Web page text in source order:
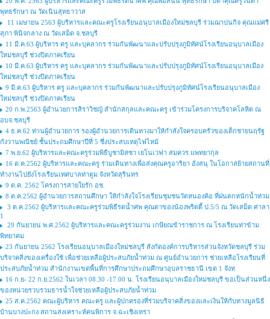
พุทธรักษา ณ วัดเนินสุทธาวาส
11 เมษายน 2563 ผู้บริหารและคณะครูโรงเรียนอนุบาลเมืองใหม่ชลบุรี ร่วมฌาปนกิจ คุณแม่ศรี
สุภา พินิจกลาง ณ วัดเสม็ด จ.ชลบุรี
11 มี.ค.63 ผู้บริหาร ครู และบุคลากร ร่วมกันพัฒนาและปรับปรุงภูมิทัศน์โรงเรียนอนุบาลเมือง
ใหม่ชลบุรี ช่วงปิดภาคเรียน
10 มี.ค.63 ผู้บริหาร ครู และบุคลากร ร่วมกันพัฒนาและปรับปรุงภูมิทัศน์โรงเรียนอนุบาลเมือง
ใหม่ชลบุรี ช่วงปิดภาคเรียน
9 มี.ค.63 ผู้บริหาร ครู และบุคลากร ร่วมกันพัฒนาและปรับปรุงภูมิทัศน์โรงเรียนอนุบาลเมือง
ใหม่ชลบุรี ช่วงปิดภาคเรียน
20 ก.พ.2563 ผู้อำนวยการสิราวิชญ์ สำนักสกุลและคณะครู เข้าร่วมโครงการบริจาคโลหิต ณ
อบจ.ชลบุรี
4 ธ.ค.62 ท่านผู้อำนวยการ รองผู้อำนวยการเดินทางมาให้กำลังใจครอบครัวของเด็กชายนฤรัฐ
กังวานพณิชย์ ชั้นประถมศึกษาปีที่ 5 ซึ่งประสบเหตุไฟไหม้
7 พ.ย.62 ผู้บริหารและคณะครูร่วมพิธีบูชามิสซา เยโนเวฟา สมควร แพทยากุล
16 ต.ค.2562 ผู้บริหารและคณะครู ร่วมเดินทางเพื่อส่งคุณครูอาริยา อังสนุ ในโอกาสย้ายสถานที่
ทำงานไปยังโรงเรียนเทศบาลท่าตูม จังหวัดสุรินทร
9 ต.ค. 2562 โครงการสายใยรัก อช.
8 ต.ค.2562 ผู้อำนวยการสถานศึกษา ให้กำลังใจโรงเรียนชุมชนวัดหนองค้อ ที่ฝนตกหนักน้ำท่วม
3 ต.ค.2562 ผู้บริหารและคณะครูร่วมพิธีรดน้ำศพ คุณตาของน้องพริตตี้ ป.5/5 ณ วัดเสม็ด ศาลา
1
29 กันยายน พ.ศ.2562 ผู้บริหารและคณะครูร่วมงาน เกษียณข้าราชการ ณ โรงเรียนท่าข้าม
พิทยาคม
23 กันยายน 2562 โรงเรียนอนุบาลเมืองใหม่ชลบุรี สังกัดองค์การบริหารส่วนจังหวัดชลบุรี ร่วม
บริจาคสิ่งของเครื่องใช้ เพื่อช่วยเหลือผู้ประสบภัยน้ำท่วม ณ ศูนย์อำนวยการ ช่วยเหลือโรงเรียนที่
ประสบภัยน้ำท่วม สำนักงานเขตพื้นที่การศึกษาประถมศึกษาอุบลราชธานี เขต 1 จังห
16 ก.ย- 22 ก.ย.2562 ในเวลา 08.30 -17.00 น. โรงเรียนอนุบาลเมืองใหม่ชลบุรี ขอเป็นส่วนหนึ่ง
ของหน่วยรวบรวมธารน้ำใจช่วยเหลือผู้ประสบภัยน้ำท่วม
25 ส.ค.2562 คณะผู้บริหาร คณะครู และผู้ปกครองที่ร่วมบริจาคสิ่งของและเงินให้กับทางมูลนิธิ
บ้านบางปะกง สถานสงเคราะห์คนพิการ จ.ฉะเชิงเทรา